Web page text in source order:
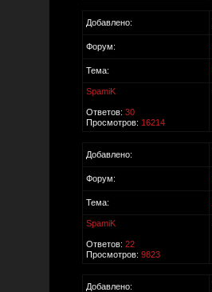
Добавлено:
Форум:
Тема:
SpamiK
Ответов: 30
Просмотров: 16214
Добавлено:
Форум:
Тема:
SpamiK
Ответов: 22
Просмотров: 9823
Добавлено: